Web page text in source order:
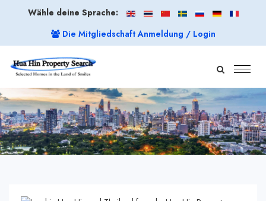
Wähle deine Sprache:
Die Mitgliedschaft Anmeldung / Login